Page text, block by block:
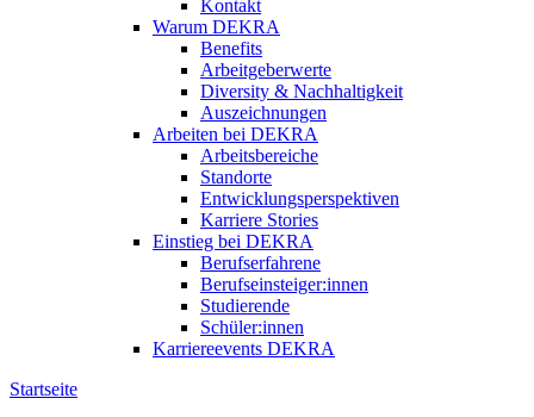
Kontakt
Warum DEKRA
Benefits
Arbeitgeberwerte
Diversity & Nachhaltigkeit
Auszeichnungen
Arbeiten bei DEKRA
Arbeitsbereiche
Standorte
Entwicklungsperspektiven
Karriere Stories
Einstieg bei DEKRA
Berufserfahrene
Berufseinsteiger:innen
Studierende
Schüler:innen
Karriereevents DEKRA
Startseite